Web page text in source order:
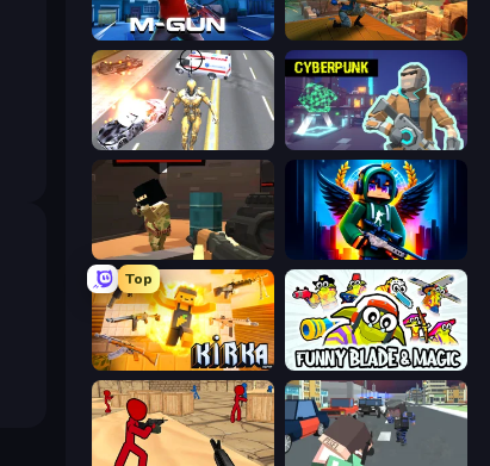
Muscle Gun.IO Sniper Clash 3D
Cyberpunk: Resistance
Pixel Force
Top
Kirka.io Funny Blade & Magic